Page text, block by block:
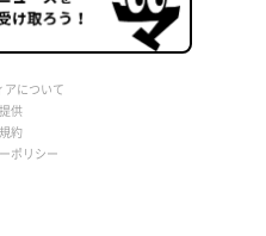
アについて
供
約
ポリシー